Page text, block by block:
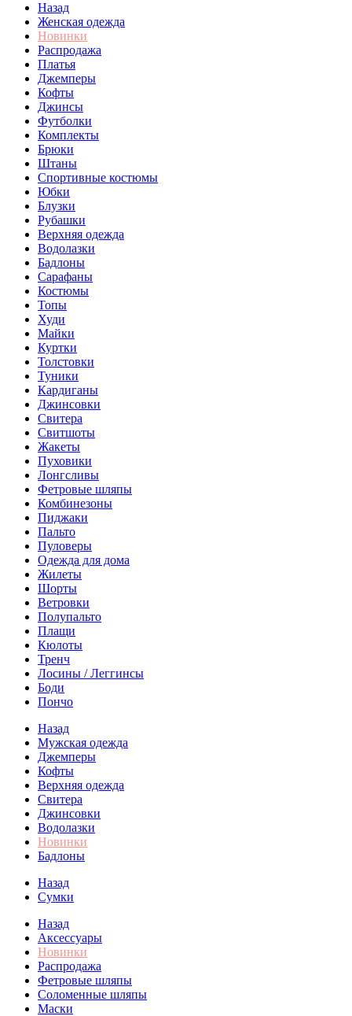
Назад
Женская одежда
Новинки
Распродажа
Платья
Джемперы
Кофты
Джинсы
Футболки
Комплекты
Брюки
Штаны
Спортивные костюмы
Юбки
Блузки
Рубашки
Верхняя одежда
Водолазки
Бадлоны
Сарафаны
Костюмы
Топы
Худи
Майки
Куртки
Толстовки
Туники
Кардиганы
Джинсовки
Свитера
Свитшоты
Жакеты
Пуховики
Лонгсливы
Фетровые шляпы
Комбинезоны
Пиджаки
Пальто
Пуловеры
Одежда для дома
Жилеты
Шорты
Ветровки
Полупальто
Плащи
Кюлоты
Тренч
Лосины / Леггинсы
Боди
Пончо
Назад
Мужская одежда
Джемперы
Кофты
Верхняя одежда
Свитера
Джинсовки
Водолазки
Новинки
Бадлоны
Назад
Сумки
Назад
Аксессуары
Новинки
Распродажа
Фетровые шляпы
Соломенные шляпы
Маски